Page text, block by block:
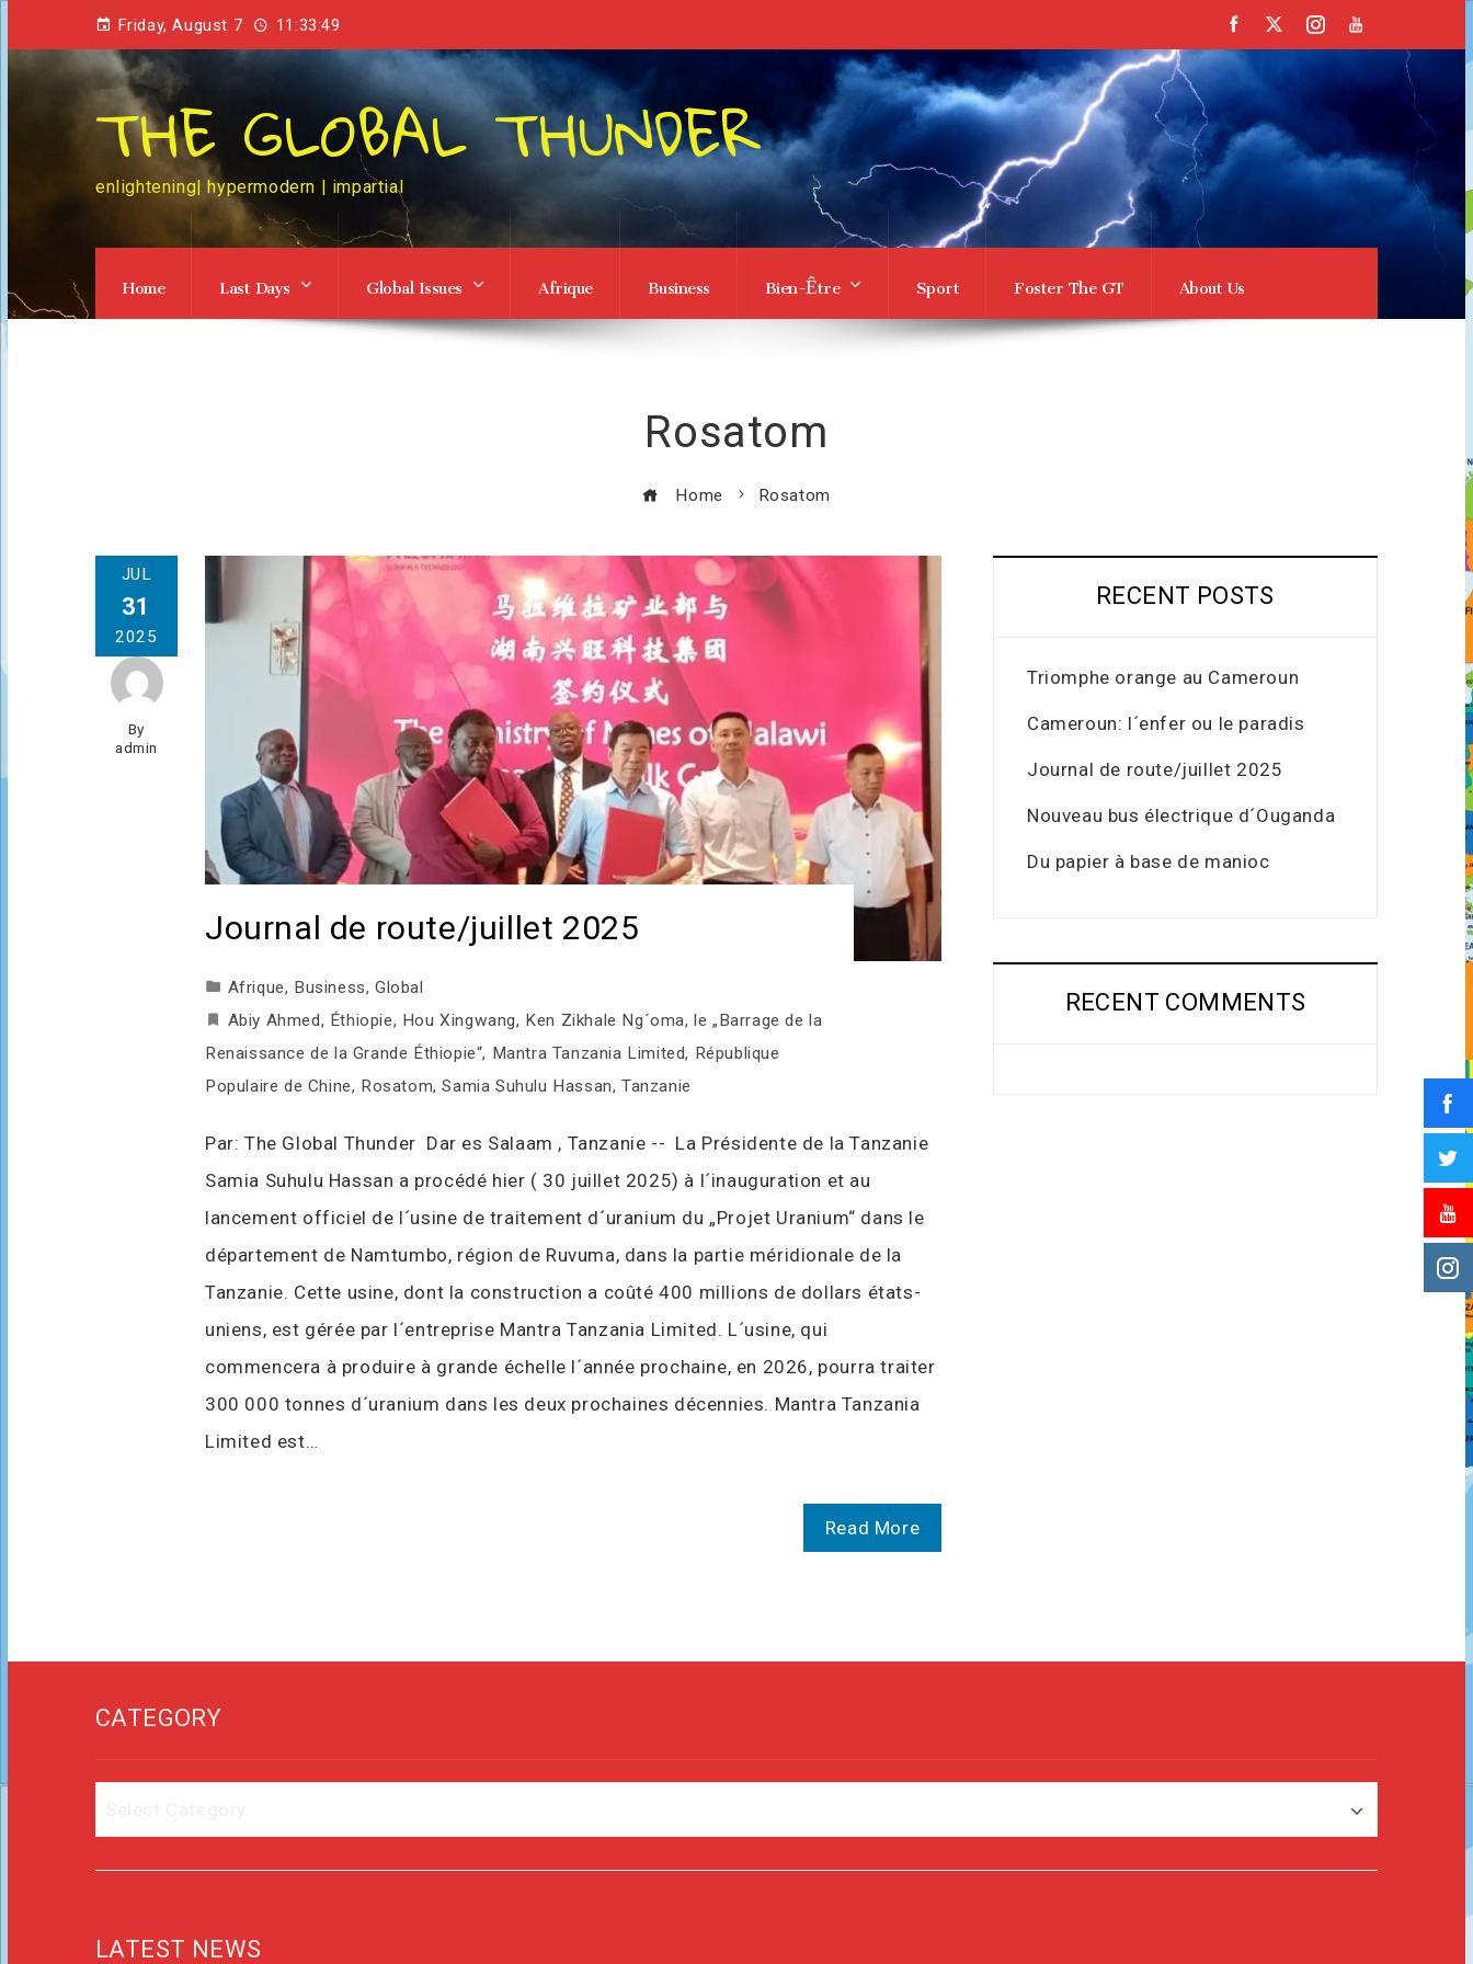
Friday, August 7 11:33:50
THE GLOBAL THUNDER
enlightening| hypermodern | impartial
Home Last Days Global Issues Afrique Business Bien-Être Sport Foster The GT About Us
Rosatom
Home Rosatom
JUL
31
2025
By
admin
Journal de route/juillet 2025
Afrique, Business,Global
Abiy Ahmed, Éthiopie, Hou Xingwang, Ken Zikhale Ng´oma,le „Barrage de la
Renaissance de la Grande Éthiopie“, Mantra Tanzania Limited, République
Populaire de Chine, Rosatom,Samia Suhulu Hassan,Tanzanie
Par: The Global Thunder Dar es Salaam , Tanzanie -- La Présidente de la Tanzanie
Samia Suhulu Hassan a procédé hier ( 30 juillet 2025) à l´inauguration et au
lancement officiel de l´usine de traitement d´uranium du „Projet Uranium“ dans le
département de Namtumbo, région de Ruvuma, dans la partie méridionale de la
Tanzanie. Cette usine, dont la construction a coûté 400 millions de dollars états-
uniens, est gérée par l´entreprise Mantra Tanzania Limited. L´usine, qui
commencera à produire à grande échelle l´année prochaine, en 2026, pourra traiter
300 000 tonnes d´uranium dans les deux prochaines décennies. Mantra Tanzania
Limited est…
Read More
RECENT POSTS
Triomphe orange au Cameroun
Cameroun: l´enfer ou le paradis
Journal de route/juillet 2025
Nouveau bus électrique d´Ouganda
Du papier à base de manioc
RECENT COMMENTS
CATEGORY
LATEST NEWS